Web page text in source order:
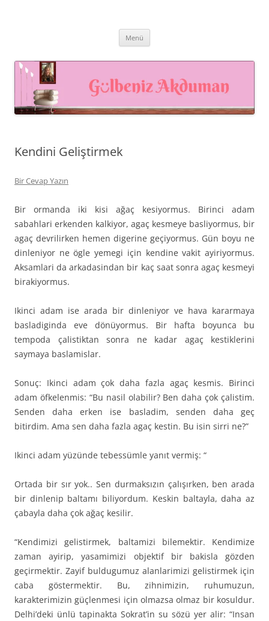
İnsan Kaynakları Yönetimi,
Eğiticinin Eğitimi, Mutluluk
Yönetimi
Akademisyen, Eğitmen
Menü
Kendini Geliştirmek
Bir Cevap Yazın
Bir ormanda iki kisi ağaç kesiyormus. Birinci adam
sabahlari erkenden kalkiyor, agaç kesmeye basliyormus, bir
agaç devrilirken hemen digerine geçiyormus. Gün boyu ne
dinleniyor ne ögle yemegi için kendine vakit ayiriyormus.
Aksamlari da arkadasindan bir kaç saat sonra agaç kesmeyi
birakiyormus.
Ikinci adam ise arada bir dinleniyor ve hava kararmaya
basladiginda eve dönüyormus. Bir hafta boyunca bu
tempoda çalistiktan sonra ne kadar agaç kestiklerini
saymaya baslamislar.
Sonuç: Ikinci adam çok daha fazla agaç kesmis. Birinci
adam öfkelenmis: “Bu nasil olabilir? Ben daha çok çalistim.
Senden daha erken ise basladim, senden daha geç
bitirdim. Ama sen daha fazla agaç kestin. Bu isin sirri ne?”
Ikinci adam yüzünde tebessümle yanıt vermiş: “
Ortada bir sır yok.. Sen durmaksızın çalışırken, ben arada
bir dinlenip baltamı biliyordum. Keskin baltayla, daha az
çabayla daha çok ağaç kesilir.
“Kendimizi gelistirmek, baltamizi bilemektir. Kendimize
zaman ayirip, yasamimizi objektif bir bakisla gözden
geçirmektir. Zayif buldugumuz alanlarimizi gelistirmek için
caba göstermektir. Bu, zihnimizin, ruhumuzun,
karakterimizin güçlenmesi için olmazsa olmaz bir kosuldur.
Delhi’deki ünlü tapinakta Sokrat’in su sözü yer alir: “Insan